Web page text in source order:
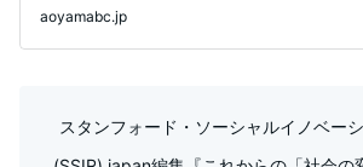
し、日本で流通してきた「LG
aoyamabc.jp
スタンフォード・ソーシャルイノベー